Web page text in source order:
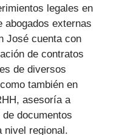
legales en
abogados externas
José cuenta con
de contratos
de diversos
también en
asesoría a
documentos
nivel regional.